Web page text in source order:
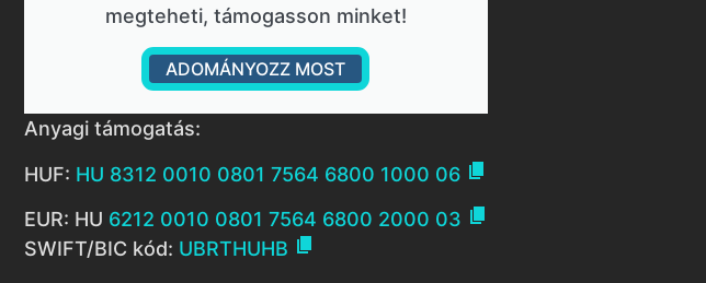
megteheti, támogasson minket!
ADOMÁNYOZZ MOST
Anyagi támogatás:
HUF: HU 8312 0010 0801 7564 6800 1000 06 
EUR: HU 6212 0010 0801 7564 6800 2000 03 
SWIFT/BIC kód: UBRTHUHB 